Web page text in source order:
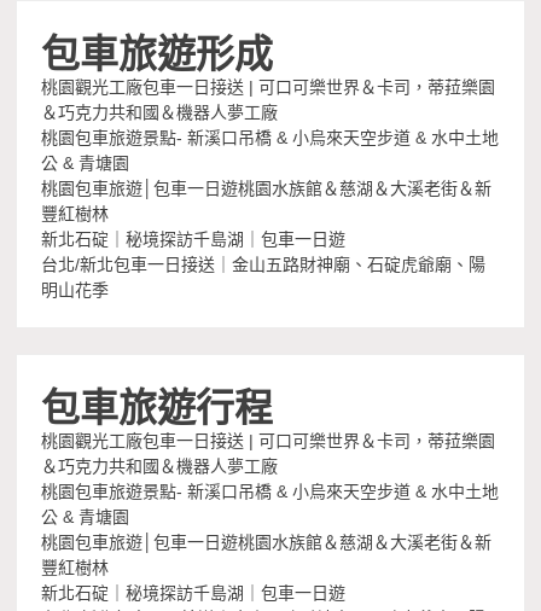
包車旅遊形成
桃園觀光工廠包車一日接送 | 可口可樂世界＆卡司，蒂菈樂園
＆巧克力共和國＆機器人夢工廠
桃園包車旅遊景點- 新溪口吊橋 & 小烏來天空步道 & 水中土地
公 & 青塘園
桃園包車旅遊│包車一日遊桃園水族館＆慈湖＆大溪老街＆新
豐紅樹林
新北石碇｜秘境探訪千島湖｜包車一日遊
台北/新北包車一日接送｜金山五路財神廟、石碇虎爺廟、陽
明山花季
包車旅遊行程
桃園觀光工廠包車一日接送 | 可口可樂世界＆卡司，蒂菈樂園
＆巧克力共和國＆機器人夢工廠
桃園包車旅遊景點- 新溪口吊橋 & 小烏來天空步道 & 水中土地
公 & 青塘園
桃園包車旅遊│包車一日遊桃園水族館＆慈湖＆大溪老街＆新
豐紅樹林
新北石碇｜秘境探訪千島湖｜包車一日遊